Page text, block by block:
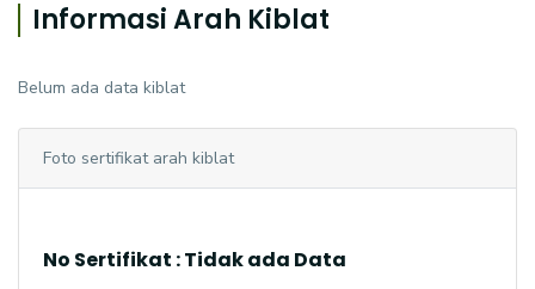
Informasi Arah Kiblat
Belum ada data kiblat
Foto sertifikat arah kiblat
No Sertifikat : Tidak ada Data